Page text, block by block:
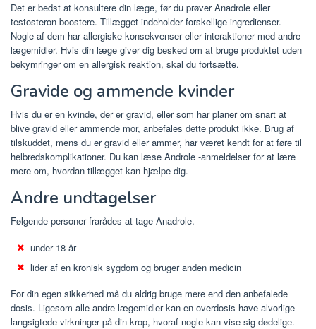
Det er bedst at konsultere din læge, før du prøver Anadrole eller
testosteron boostere. Tillægget indeholder forskellige ingredienser.
Nogle af dem har allergiske konsekvenser eller interaktioner med andre
lægemidler. Hvis din læge giver dig besked om at bruge produktet uden
bekymringer om en allergisk reaktion, skal du fortsætte.
Gravide og ammende kvinder
Hvis du er en kvinde, der er gravid, eller som har planer om snart at
blive gravid eller ammende mor, anbefales dette produkt ikke. Brug af
tilskuddet, mens du er gravid eller ammer, har været kendt for at føre til
helbredskomplikationer. Du kan læse Androle -anmeldelser for at lære
mere om, hvordan tillægget kan hjælpe dig.
Andre undtagelser
Følgende personer frarådes at tage Anadrole.
under 18 år
lider af en kronisk sygdom og bruger anden medicin
For din egen sikkerhed må du aldrig bruge mere end den anbefalede
dosis. Ligesom alle andre lægemidler kan en overdosis have alvorlige
langsigtede virkninger på din krop, hvoraf nogle kan vise sig dødelige.